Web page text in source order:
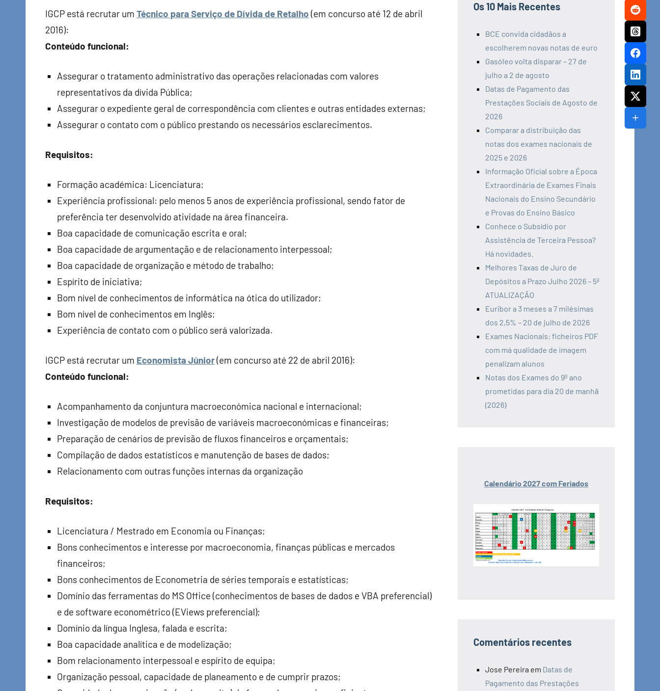
IGCP está recrutar um Técnico para Serviço de Dívida de Retalho (em concurso até 12 de abril
2016):
Conteúdo funcional:
Assegurar o tratamento administrativo das operações relacionadas com valores
representativos da dívida Pública;
Assegurar o expediente geral de correspondência com clientes e outras entidades externas;
Assegurar o contato com o público prestando os necessários esclarecimentos.
Requisitos:
Formação académica: Licenciatura;
Experiência profissional: pelo menos 5 anos de experiência profissional, sendo fator de
preferência ter desenvolvido atividade na área financeira.
Boa capacidade de comunicação escrita e oral;
Boa capacidade de argumentação e de relacionamento interpessoal;
Boa capacidade de organização e método de trabalho;
Espírito de iniciativa;
Bom nível de conhecimentos de informática na ótica do utilizador;
Bom nível de conhecimentos em Inglês;
Experiência de contato com o público será valorizada.
IGCP está recrutar um Economista Júnior(em concurso até 22 de abril 2016):
Conteúdo funcional:
Acompanhamento da conjuntura macroeconómica nacional e internacional;
Investigação de modelos de previsão de variáveis macroeconómicas e financeiras;
Preparação de cenários de previsão de fluxos financeiros e orçamentais;
Compilação de dados estatísticos e manutenção de bases de dados;
Relacionamento com outras funções internas da organização
Requisitos:
Licenciatura / Mestrado em Economia ou Finanças;
Bons conhecimentos e interesse por macroeconomia, finanças públicas e mercados
financeiros;
Bons conhecimentos de Econometria de séries temporais e estatísticas;
Domínio das ferramentas do MS Office (conhecimentos de bases de dados e VBA preferencial)
e de software econométrico (EViews preferencial);
Domínio da língua Inglesa, falada e escrita;
Boa capacidade analítica e de modelização;
Bom relacionamento interpessoal e espírito de equipa;
Organização pessoal, capacidade de planeamento e de cumprir prazos;
Os 10 Mais Recentes
BCE convida cidadãos a
escolherem novas notas de euro
Gasóleo volta disparar – 27 de
julho a 2 de agosto
Datas de Pagamento das
Prestações Sociais de Agosto de
2026
Comparar a distribuição das
notas dos exames nacionais de
2025 e 2026
Informação Oficial sobre a Época
Extraordinária de Exames Finais
Nacionais do Ensino Secundário
e Provas do Ensino Básico
Conhece o Subsídio por
Assistência de Terceira Pessoa?
Há novidades.
Melhores Taxas de Juro de
Depósitos a Prazo Julho 2026 – 5ª
ATUALIZAÇÃO
Euribor a 3 meses a 7 milésimas
dos 2,5% – 20 de julho de 2026
Exames Nacionais: ficheiros PDF
com má qualidade de imagem
penalizam alunos
Notas dos Exames do 9º ano
prometidas para dia 20 de manhã
(2026)
Calendário 2027 com Feriados
Comentários recentes
Jose Pereira em Datas de
Pagamento das Prestações